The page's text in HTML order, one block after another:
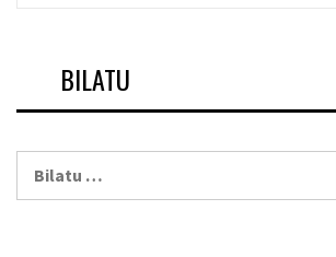
BILATU